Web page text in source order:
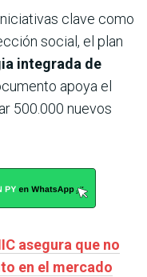
clave como
social, el plan
integrada de
apoya el
500.000 nuevos
asegura que no
en el mercado